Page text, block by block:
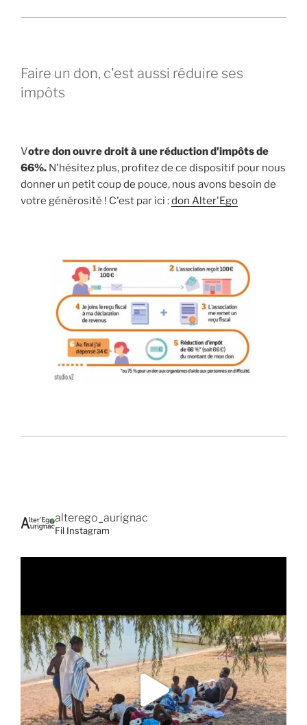
Faire un don, c'est aussi réduire ses
impôts
Votre don ouvre droit à une réduction d'impôts de
66%. N'hésitez plus, profitez de ce dispositif pour nous
donner un petit coup de pouce, nous avons besoin de
votre générosité ! C'est par ici :don Alter'Ego
alterego_aurignac
Fil Instagram